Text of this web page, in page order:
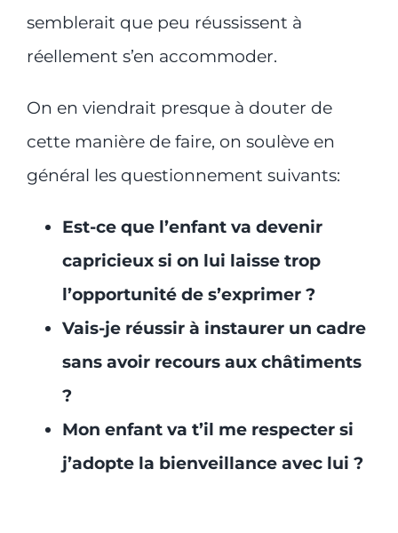
semblerait que peu réussissent à
réellement s’en accommoder.
On en viendrait presque à douter de
cette manière de faire, on soulève en
général les questionnement suivants:
Est-ce que l’enfant va devenir
capricieux si on lui laisse trop
l’opportunité de s’exprimer ?
Vais-je réussir à instaurer un cadre
sans avoir recours aux châtiments
?
Mon enfant va t’il me respecter si
j’adopte la bienveillance avec lui ?